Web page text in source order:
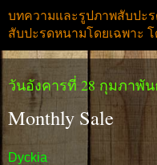
บทความและรูปภาพสับปะ
สับปะรดหนามโดยเฉพาะ โ
วันอังคารที่ 28 กุมภาพัน
Monthly Sale
Dyckia